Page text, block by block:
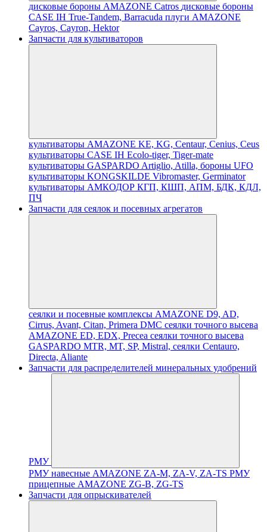
дисковые бороны AMAZONE Catros дисковые бороны
CASE IH True-Tandem, Barracuda плуги AMAZONE
Cayros, Cayron, Hektor
Запчасти для культиваторов
культиваторы AMAZONE KE, KG, Centaur, Cenius, Ceus
культиваторы CASE IH Ecolo-tiger, Tiger-mate
культиваторы GASPARDO Artiglio, Atilla, бороны UFO
культиваторы KONGSKILDE Vibromaster, Germinator
культиваторы АМКОДОР КГП, КШП, АПМ, БДК, КДЛ,
ПЧ
Запчасти для сеялок и посевных агрегатов
сеялки и посевные комплексы AMAZONE D9, AD,
Cirrus, Avant, Citan, Primera DMC сеялки точного высева
AMAZONE ED, EDX, Precea сеялки точного высева
GASPARDO MTR, MT, SP, Mistral, сеялки Centauro,
Directa, Aliante
Запчасти для распределителей минеральных удобрений
РМУ
РМУ навесные AMAZONE ZA-M, ZA-V, ZA-TS РМУ
прицепные AMAZONE ZG-B, ZG-TS
Запчасти для опрыскивателей